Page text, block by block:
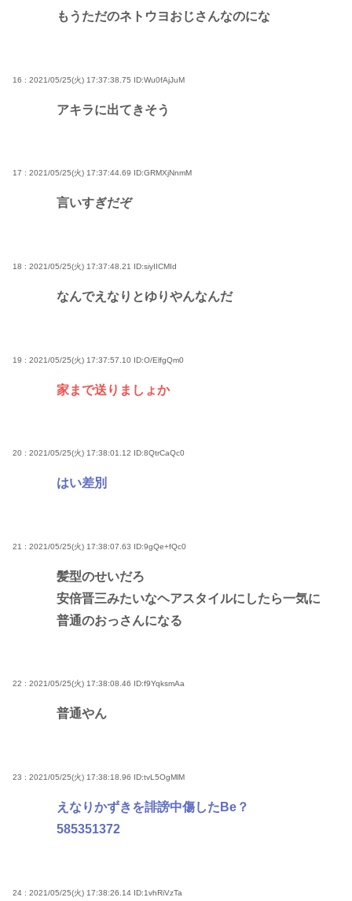
もうただのネトウヨおじさんなのにな
16 : 2021/05/25(火) 17:37:38.75 ID:Wu0fAjJuM
アキラに出てきそう
17 : 2021/05/25(火) 17:37:44.69 ID:GRMXjNnmM
言いすぎだぞ
18 : 2021/05/25(火) 17:37:48.21 ID:siyIICMId
なんでえなりとゆりやんなんだ
19 : 2021/05/25(火) 17:37:57.10 ID:O/ElfgQm0
家まで送りましょか
20 : 2021/05/25(火) 17:38:01.12 ID:8QtrCaQc0
はい差別
21 : 2021/05/25(火) 17:38:07.63 ID:9gQe+fQc0
髪型のせいだろ
安倍晋三みたいなヘアスタイルにしたら一気に
普通のおっさんになる
22 : 2021/05/25(火) 17:38:08.46 ID:f9YqksmAa
普通やん
23 : 2021/05/25(火) 17:38:18.96 ID:tvL5OgMlM
えなりかずきを誹謗中傷したBe？
585351372
24 : 2021/05/25(火) 17:38:26.14 ID:1vhRiVzTa